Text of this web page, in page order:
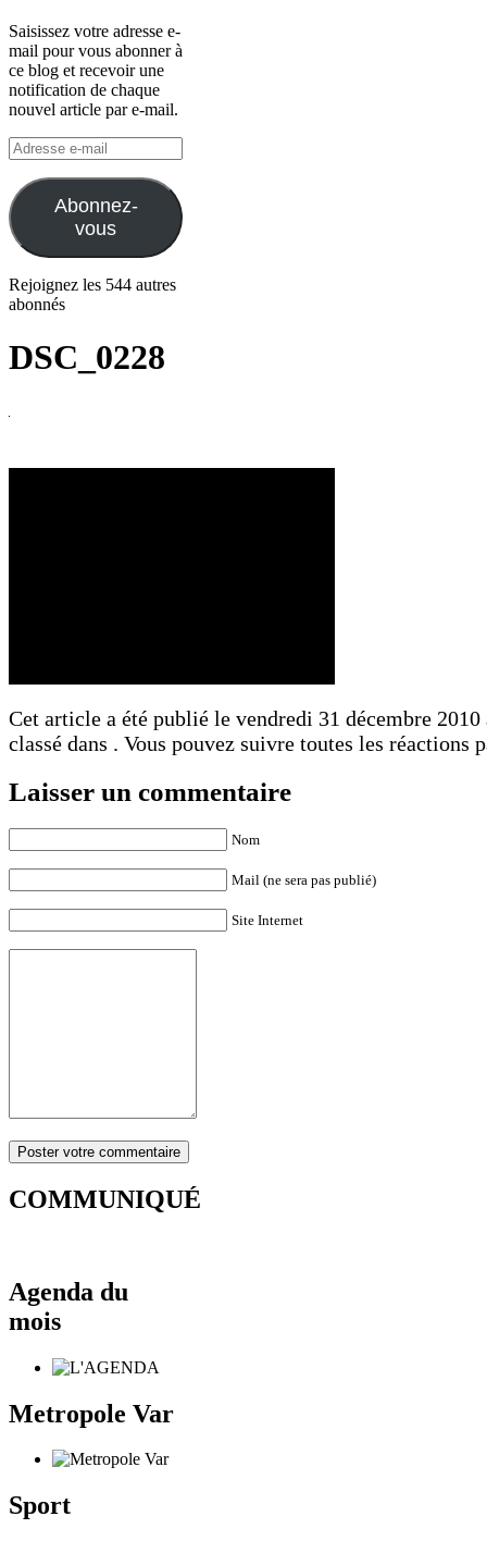
Saisissez votre adresse e-
mail pour vous abonner à
ce blog et recevoir une
notification de chaque
nouvel article par e-mail.
Adresse
e-
mail
Abonnez-
vous
Rejoignez les 544 autres
abonnés
DSC_0228
Cet article a été publié le vendredi 31 décembre 2010
classé dans . Vous pouvez suivre toutes les réactions
Laisser un commentaire
Nom
Mail (ne sera pas publié)
Site Internet
COMMUNIQUÉ
Agenda du
mois
Metropole Var
Sport